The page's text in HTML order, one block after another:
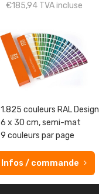
€185,94TVA incluse
1.825 couleurs RAL Design
6 x 30 cm, semi-mat
9 couleurs par page
Infos / commande